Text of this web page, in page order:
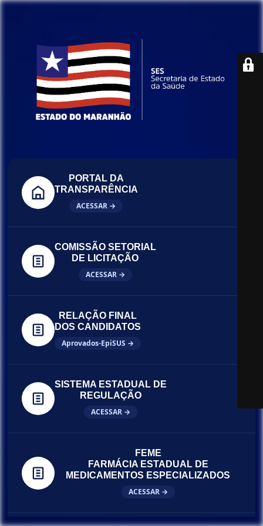
PORTAL DA
TRANSPARÊNCIA
ACESSAR →
COMISSÃO SETORIAL
DE LICITAÇÃO
ACESSAR →
RELAÇÃO FINAL
DOS CANDIDATOS
Aprovados-EpiSUS →
SISTEMA ESTADUAL DE
REGULAÇÃO
ACESSAR →
FEME
FARMÁCIA ESTADUAL DE
MEDICAMENTOS ESPECIALIZADOS
ACESSAR →